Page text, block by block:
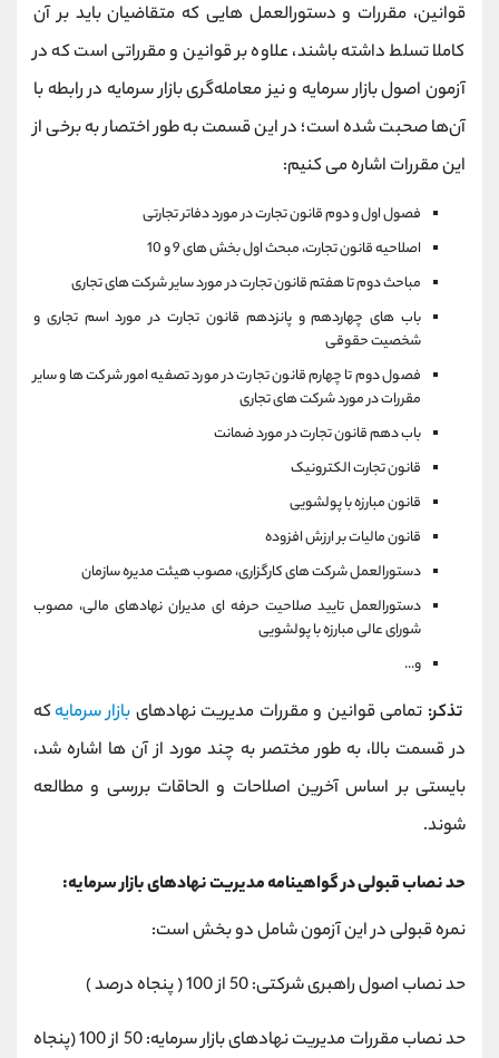
قوانین، مقررات و دستورالعمل هایی که متقاضیان باید بر آن
کاملا تسلط داشته باشند، علاوه بر قوانین و مقرراتی است که در
آزمون اصول بازار سرمایه و نیز معامله‌گری بازار سرمایه در رابطه با
آن‌ها صحبت شده است؛ در این قسمت به طور اختصار به برخی از
این مقررات اشاره می کنیم:
فصول اول و دوم قانون تجارت در مورد دفاتر تجارتی
اصلاحیه قانون تجارت، مبحث اول بخش های 9 و 10
مباحث دوم تا هفتم قانون تجارت در مورد سایر شرکت های تجاری
باب های چهاردهم و پانزدهم قانون تجارت در مورد اسم تجاری و
شخصیت حقوقی
فصول دوم تا چهارم قانون تجارت در مورد تصفیه امور شرکت ها و سایر
مقررات در مورد شرکت های تجاری
باب دهم قانون تجارت در مورد ضمانت
قانون تجارت الکترونیک
قانون مبارزه با پولشویی
قانون مالیات بر ارزش افزوده
دستورالعمل شرکت های کارگزاری، مصوب هیئت مدیره سازمان
دستورالعمل تایید صلاحیت حرفه ای مدیران نهادهای مالی، مصوب
شورای عالی مبارزه با پولشویی
و...
تذکر: تمامی قوانین و مقررات مدیریت نهادهای بازار سرمایهکه
در قسمت بالا، به طور مختصر به چند مورد از آن ها اشاره شد،
بایستی بر اساس آخرین اصلاحات و الحاقات بررسی و مطالعه
شوند.
حد نصاب قبولی در گواهینامه مدیریت نهادهای بازار سرمایه:
نمره قبولی در این آزمون شامل دو بخش است:
حد نصاب اصول راهبری شرکتی: 50 از 100 ( پنجاه درصد )
حد نصاب مقررات مدیریت نهادهای بازار سرمایه: 50 از 100 (پنجاه